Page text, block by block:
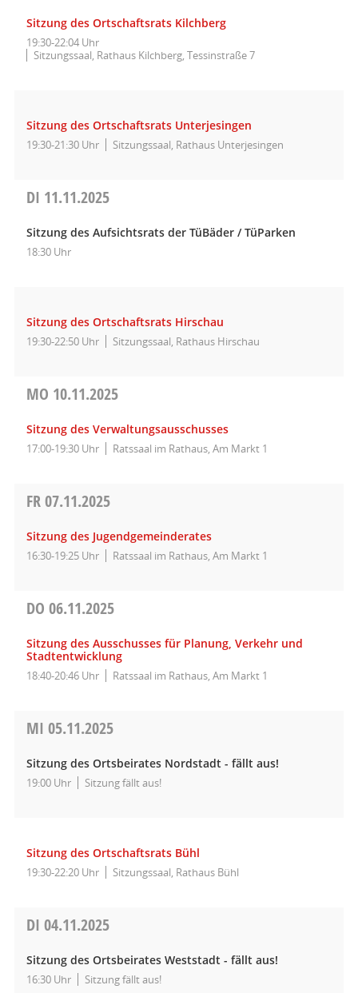
Sitzung des Ortschaftsrats Kilchberg
19:30-22:04 Uhr
Sitzungssaal, Rathaus Kilchberg, Tessinstraße 7
Sitzung des Ortschaftsrats Unterjesingen
19:30-21:30 Uhr Sitzungssaal, Rathaus Unterjesingen
DI 11.11.2025
Sitzung des Aufsichtsrats der TüBäder / TüParken
18:30 Uhr
Sitzung des Ortschaftsrats Hirschau
19:30-22:50 Uhr Sitzungssaal, Rathaus Hirschau
MO 10.11.2025
Sitzung des Verwaltungsausschusses
17:00-19:30 Uhr Ratssaal im Rathaus, Am Markt 1
FR07.11.2025
Sitzung des Jugendgemeinderates
16:30-19:25 Uhr Ratssaal im Rathaus, Am Markt 1
DO 06.11.2025
Sitzung des Ausschusses für Planung, Verkehr und
Stadtentwicklung
18:40-20:46 Uhr Ratssaal im Rathaus, Am Markt 1
MI 05.11.2025
Sitzung des Ortsbeirates Nordstadt - fällt aus!
19:00 Uhr Sitzung fällt aus!
Sitzung des Ortschaftsrats Bühl
19:30-22:20 Uhr Sitzungssaal, Rathaus Bühl
DI 04.11.2025
Sitzung des Ortsbeirates Weststadt - fällt aus!
16:30 Uhr Sitzung fällt aus!